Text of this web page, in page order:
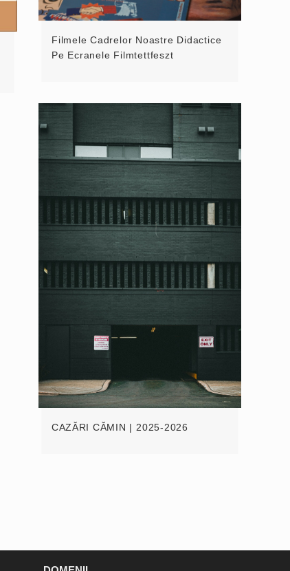
Filmele Cadrelor Noastre Didactice
Pe Ecranele Filmtettfeszt
CAZĂRI CĂMIN | 2025-2026